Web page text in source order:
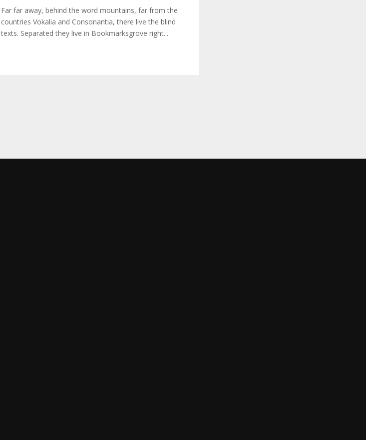
Far far away, behind the word mountains, far from the
countries Vokalia and Consonantia, there live the blind
texts. Separated they live in Bookmarksgrove right...